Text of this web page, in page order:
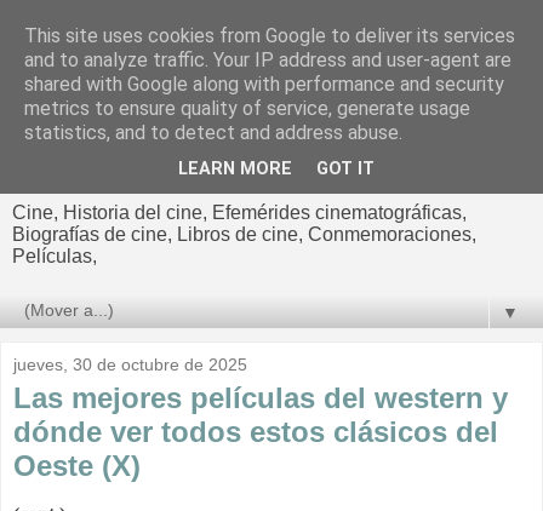
El cultural
cinematográfico de Jorge
Cine, Historia del cine, Efemérides cinematográficas,
Biografías de cine, Libros de cine, Conmemoraciones,
Películas,
▼
jueves, 30 de octubre de 2025
Las mejores películas del western y
dónde ver todos estos clásicos del
Oeste (X)
This site uses cookies from Google to deliver its services
and to analyze traffic. Your IP address and user-agent are
shared with Google along with performance and security
metrics to ensure quality of service, generate usage
statistics, and to detect and address abuse.
LEARN MORE GOT IT